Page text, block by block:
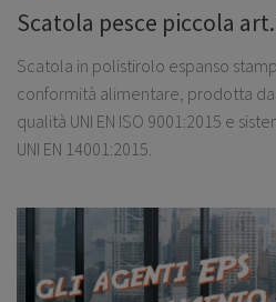
Scatola pesce piccola
Scatola in polistirolo espanso
conformità alimentare, prodotta
qualità UNI EN ISO 9001:2015 e
UNI EN 14001:2015.